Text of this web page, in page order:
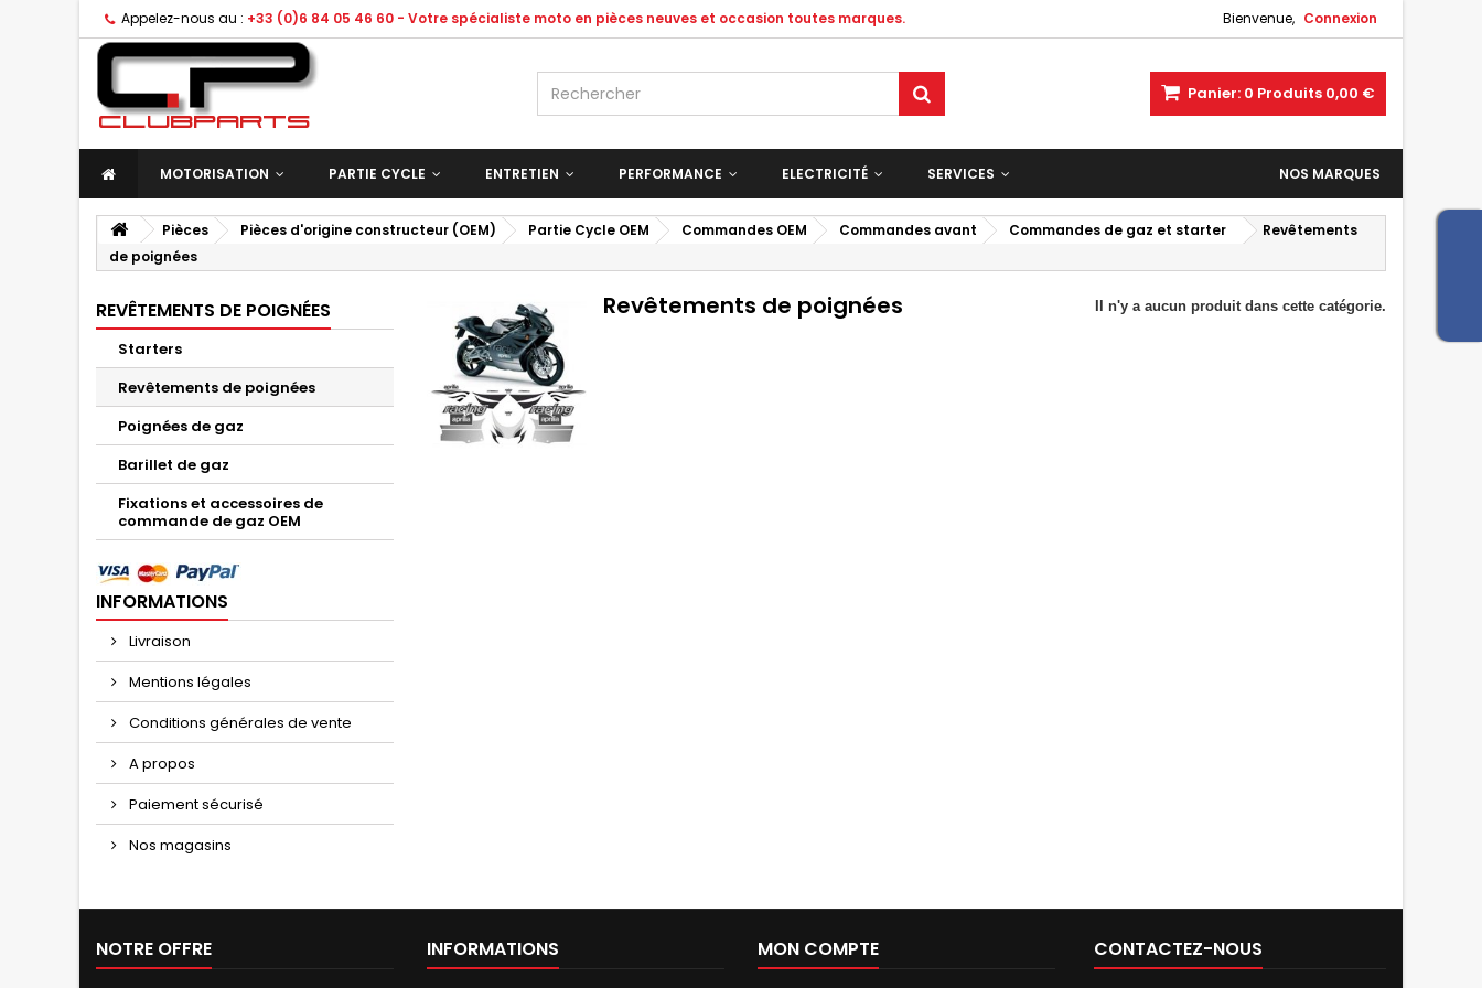
Bienvenue, Connexion
Appelez-nous au : +33 (0)6 84 05 46 60 - Votre spécialiste moto en pièces neuves et occasion toutes marques.
Panier: 0 Produits 0,00 €
MOTORISATION PARTIE CYCLE ENTRETIEN PERFORMANCE ELECTRICITÉ SERVICES NOS MARQUES
Pièces Pièces d'origine constructeur (OEM) Partie Cycle OEM Commandes OEM Commandes avant Commandes de gaz et starter
Revêtements
de poignées
REVÊTEMENTS DE POIGNÉES
Starters
Revêtements de poignées
Poignées de gaz
Barillet de gaz
Fixations et accessoires de
commande de gaz OEM
INFORMATIONS
Livraison
Mentions légales
Conditions générales de vente
A propos
Paiement sécurisé
Nos magasins
Revêtements de poignées Il n'y a aucun produit dans cette catégorie.
NOTRE OFFRE INFORMATIONS MON COMPTE CONTACTEZ-NOUS